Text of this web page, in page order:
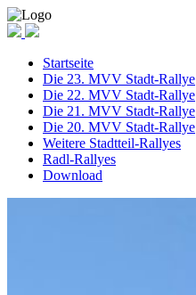
Startseite
Die 23. MVV Stadt-Rallye
Die 22. MVV Stadt-Rallye
Die 21. MVV Stadt-Rallye
Die 20. MVV Stadt-Rallye
Weitere Stadtteil-Rallyes
Radl-Rallyes
Download